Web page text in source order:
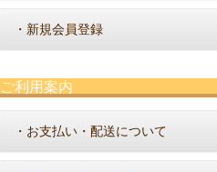
・ 新規会員登録
ご利用案内
・ お支払い・配送について